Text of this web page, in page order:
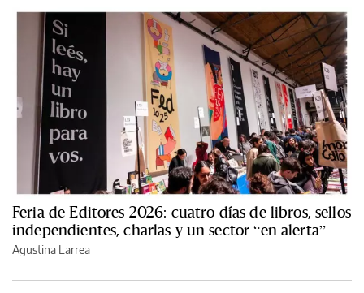
Feria de Editores 2026: cuatro días de libros, sellos
independientes, charlas y un sector “en alerta”
Agustina Larrea